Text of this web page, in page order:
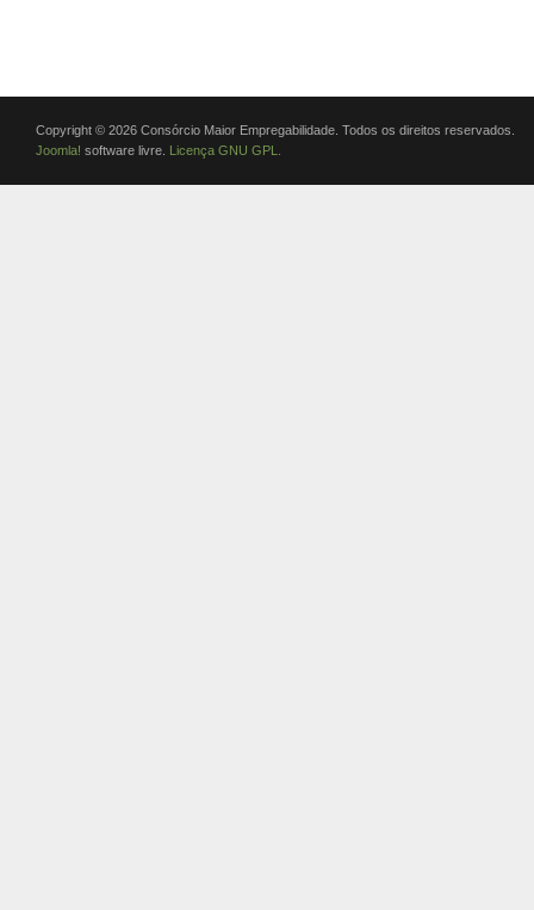
Copyright © 2026 Consórcio Maior Empregabilidade. Todos os direitos reservados.
Joomla! software livre. Licença GNU GPL.